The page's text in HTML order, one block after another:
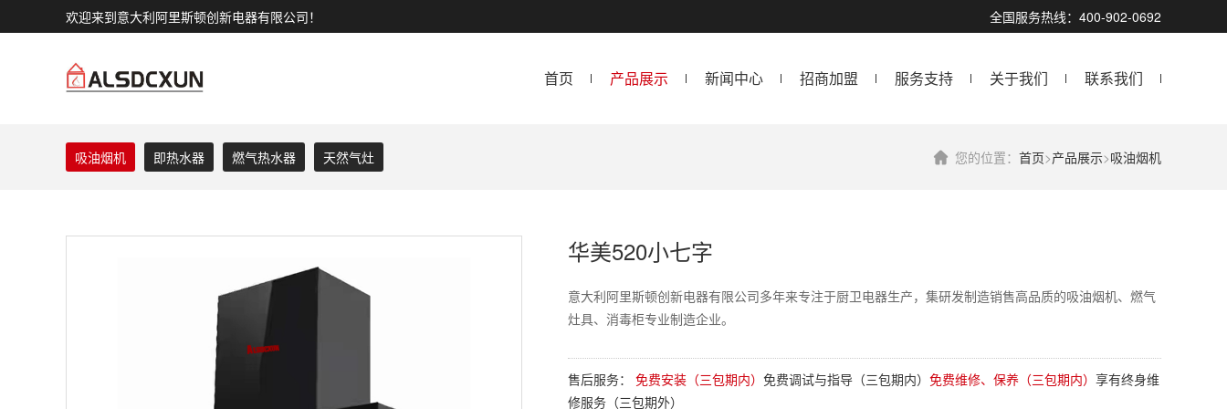
全国服务热线：400-902-0692
欢迎来到意大利阿里斯顿创新电器有限公司！
首页 产品展示 新闻中心 招商加盟 服务支持 关于我们 联系我们
您的位置： 首页>产品展示>吸油烟机
吸油烟机 即热水器 燃气热水器 天然气灶
华美520小七字
意大利阿里斯顿创新电器有限公司多年来专注于厨卫电器生产，集研发制造销售高品质的吸油烟机、燃气
灶具、消毒柜专业制造企业。
售后服务： 免费安装（三包期内） 免费调试与指导（三包期内） 免费维修、保养（三包期内） 享有终身维
修服务（三包期外）